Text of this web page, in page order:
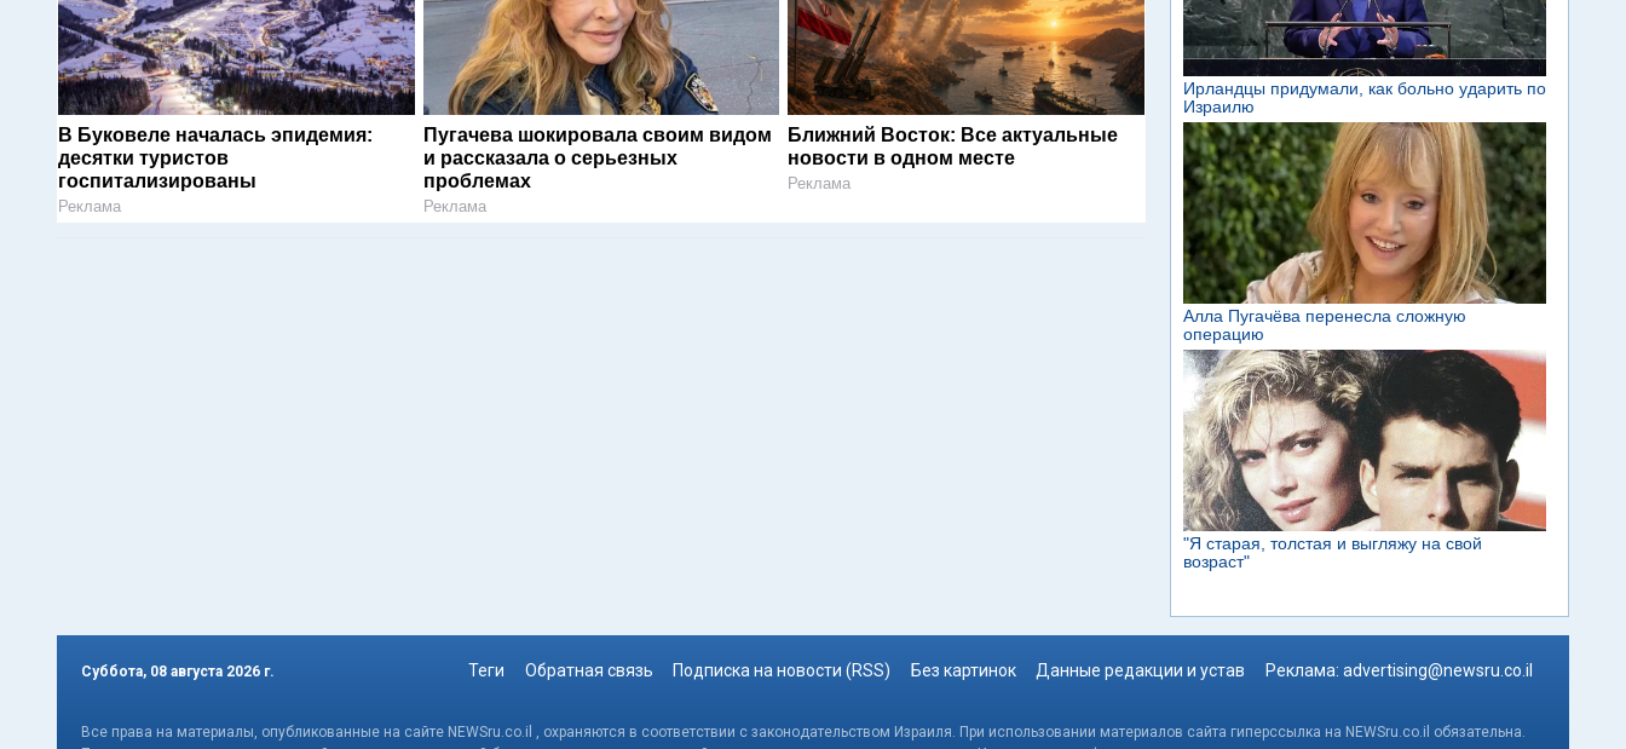
В Буковеле началась эпидемия:
десятки туристов
госпитализированы
Реклама
Пугачева шокировала своим видом
и рассказала о серьезных
проблемах
Реклама
Ближний Восток: Все актуальные
новости в одном месте
Реклама
Суббота, 08 августа 2026 г. Теги Обратная связь Подписка на новости (RSS) Без картинок Данные редакции и устав Реклама: advertising@newsru.co.il
Все права на материалы, опубликованные на сайте NEWSru.co.il , охраняются в соответствии с законодательством Израиля. При использовании материалов сайта гиперссылка на NEWSru.co.il обязательна.